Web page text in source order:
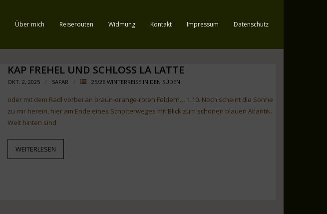
Über mich Reiserouten Widmung Kontakt Impressum Datenschutz
KAP FREHEL UND SCHLOSS LA LATTE
OKT. 2, 2025 SAFAR 25/26 WINTERREISE IN DEN SÜDEN
oder mit dem Radl vorbei an braun-orange-roten Feldern… 1.10. Noch scheint die Sonne
zu mir herein, hier am Ende eines Schotterweges mit Blick zum schönen blauen Atlantik.
Weit hinten sind
WEITERLESEN